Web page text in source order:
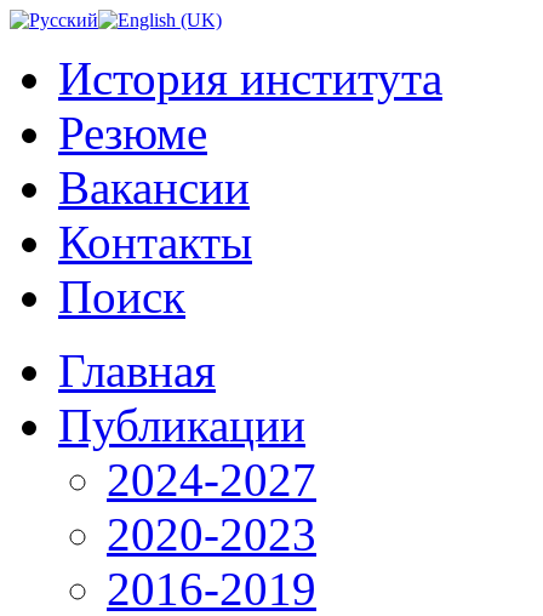
История института
Резюме
Вакансии
Контакты
Поиск
Главная
Публикации
2024-2027
2020-2023
2016-2019